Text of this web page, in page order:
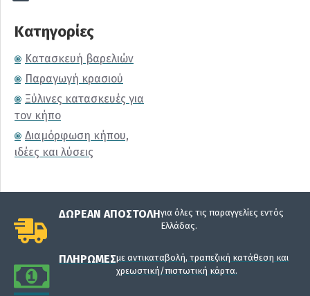
Κατηγορίες
Κατασκευή βαρελιών
Παραγωγή κρασιού
Ξύλινες κατασκευές για
τον κήπο
Διαμόρφωση κήπου,
ιδέες και λύσεις
ΔΩΡΕΆΝ ΑΠΟΣΤΟΛΉγια όλες τις παραγγελίες εντός
Ελλάδας.
ΠΛΗΡΩΜΈΣμε αντικαταβολή, τραπεζική κατάθεση και
χρεωστική/πιστωτική κάρτα.